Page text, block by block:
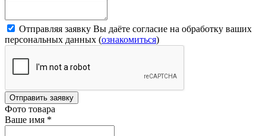
Отправляя заявку Вы даёте согласие на обработку ваших
персональных данных (ознакомиться)
Отправить заявку
Фото товара
Ваше имя *